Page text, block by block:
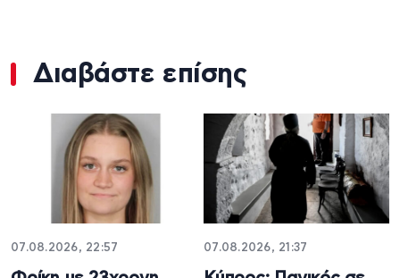
Διαβάστε επίσης
07.08.2026, 22:57 07.08.2026, 21:37